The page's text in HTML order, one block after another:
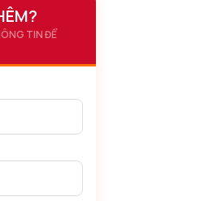
đỏ hồng pha ánh tím nhạt.
TIN ĐỂ